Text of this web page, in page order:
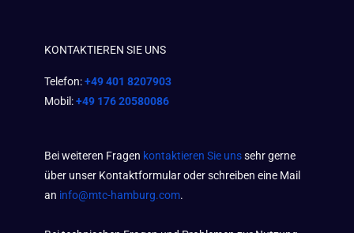
KONTAKTIEREN SIE UNS
Telefon:+49 401 8207903
Mobil:+49 176 20580086
Bei weiteren Fragen kontaktieren Sie unssehr gerne
über unser Kontaktformular oder schreiben eine Mail
an info@mtc-hamburg.com.